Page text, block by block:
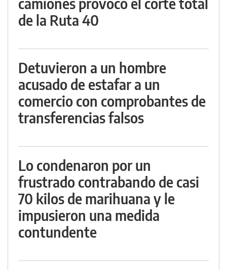
de la Ruta 40
Detuvieron a un hombre
acusado de estafar a un
comercio con comprobantes de
transferencias falsos
Lo condenaron por un
frustrado contrabando de casi
70 kilos de marihuana y le
impusieron una medida
contundente